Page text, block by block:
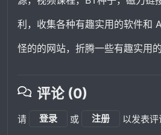
利，收集各种有趣实用的软件和
怪的的网站，折腾一些有趣实用
评论 (0)
请 登录 或 注册 以发表评